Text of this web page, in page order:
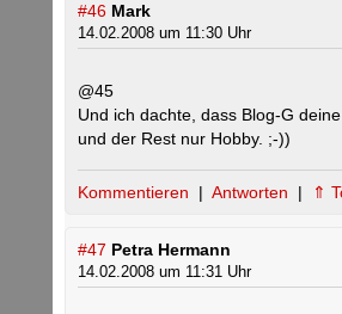
#46 Mark
14.02.2008 um 11:30 Uhr
@45
Und ich dachte, dass Blog-G
und der Rest nur Hobby. ;-))
Kommentieren | Antworten | ⇑
#47 Petra Hermann
14.02.2008 um 11:31 Uhr